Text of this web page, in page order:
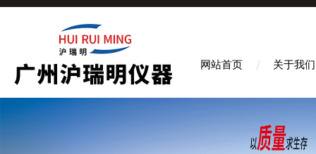
网站首页 关于我们